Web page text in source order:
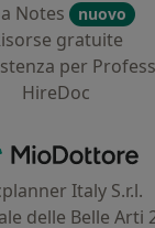
Notes
nuovo
gratuite
per
HireDoc
MioDottore -
Italy S.r.l.
delle Belle Arti